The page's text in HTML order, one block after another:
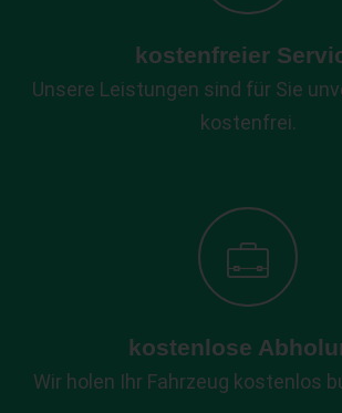
kostenfreier
Unsere Leistungen sind für Sie
kostenfrei.
kostenlose
Wir holen Ihr Fahrzeug kostenlos